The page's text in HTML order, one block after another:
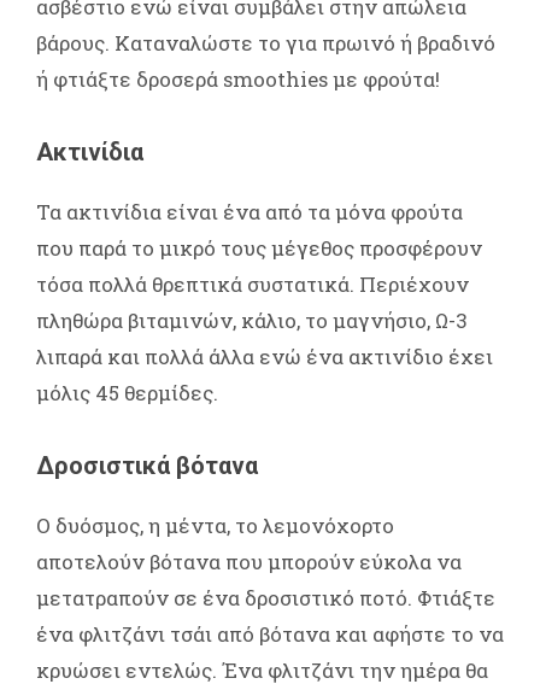
ασβέστιο ενώ είναι συμβάλει στην απώλεια
βάρους. Καταναλώστε το για πρωινό ή βραδινό
ή φτιάξτε δροσερά smoothies με φρούτα!
Ακτινίδια
Τα ακτινίδια είναι ένα από τα μόνα φρούτα
που παρά το μικρό τους μέγεθος προσφέρουν
τόσα πολλά θρεπτικά συστατικά. Περιέχουν
πληθώρα βιταμινών, κάλιο, το μαγνήσιο, Ω-3
λιπαρά και πολλά άλλα ενώ ένα ακτινίδιο έχει
μόλις 45 θερμίδες.
Δροσιστικά βότανα
Ο δυόσμος, η μέντα, το λεμονόχορτο
αποτελούν βότανα που μπορούν εύκολα να
μετατραπούν σε ένα δροσιστικό ποτό. Φτιάξτε
ένα φλιτζάνι τσάι από βότανα και αφήστε το να
κρυώσει εντελώς. Ένα φλιτζάνι την ημέρα θα